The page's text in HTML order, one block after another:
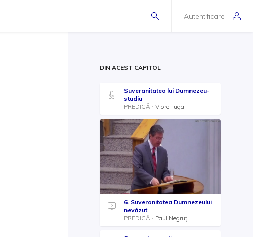
Autentificare
DIN ACEST CAPITOL
Suveranitatea lui Dumnezeu-
studiu
PREDICĂ
Viorel Iuga
6. Suveranitatea Dumnezeului
nevăzut
PREDICĂ
Paul Negruț